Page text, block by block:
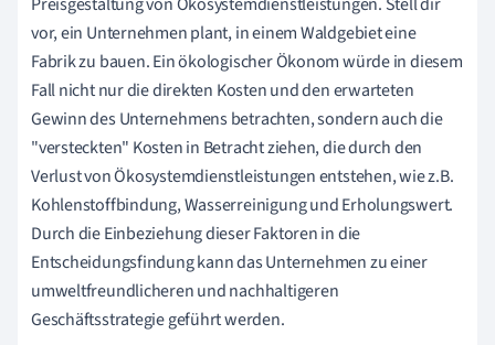
vor, ein Unternehmen plant, in einem Waldgebiet eine
Fabrik zu bauen. Ein ökologischer Ökonom würde in diesem
Fall nicht nur die direkten Kosten und den erwarteten
Gewinn des Unternehmens betrachten, sondern auch die
"versteckten" Kosten in Betracht ziehen, die durch den
Verlust von Ökosystemdienstleistungen entstehen, wie z.B.
Kohlenstoffbindung, Wasserreinigung und Erholungswert.
Durch die Einbeziehung dieser Faktoren in die
Entscheidungsfindung kann das Unternehmen zu einer
umweltfreundlicheren und nachhaltigeren
Geschäftsstrategie geführt werden.